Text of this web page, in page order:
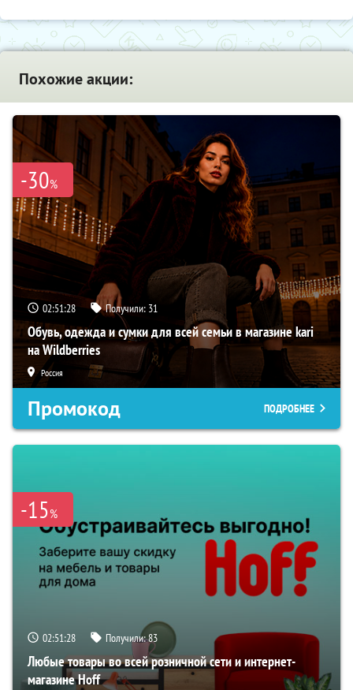
Похожие акции:
-30%
02:51:27 Получили: 31
Обувь, одежда и сумки для всей семьи в магазине kari
на Wildberries
Россия
Промокод ПОДРОБНЕЕ
-15%
02:51:27 Получили:83
Любые товары во всей розничной сети и интернет-
магазине Hoff